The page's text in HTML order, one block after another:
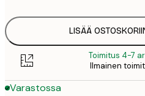
LISÄÄ
Toimitus 4-7
Ilmainen
Varastossa